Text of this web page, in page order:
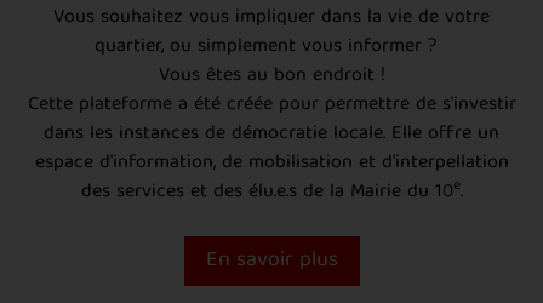
Vous souhaitez vous impliquer dans la vie de votre
quartier, ou simplement vous informer ?
Vous êtes au bon endroit !
Cette plateforme a été créée pour permettre de s'investir
dans les instances de démocratie locale. Elle offre un
espace d'information, de mobilisation et d'interpellation
des services et des élu.e.s de la Mairie du 10e.
En savoir plus